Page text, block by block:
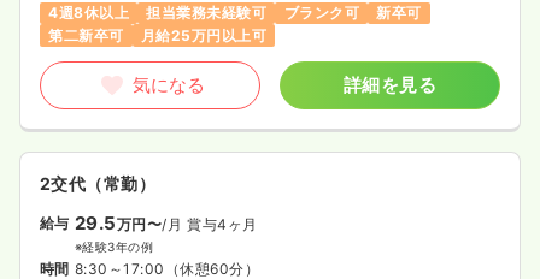
4週8休以上
担当業務未経験可 ブランク可
新卒可
第二新卒可
月給25万円以上可
気になる 詳細を見る
2交代（常勤）
給与 29.5万円〜/月 賞与4ヶ月
※経験3年の例
時間 8:30～17:00 （休憩60分）